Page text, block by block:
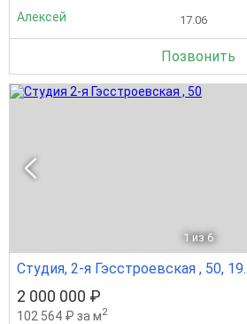
Алексей 17.06
Позвонить
1 из 6
Студия, 2-я Гэсстроевская , 50,
2 000 000 ₽
102 564 ₽ за м2